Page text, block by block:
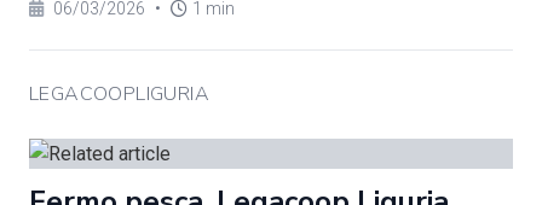
06/03/2026 • 1 min
LEGACOOPLIGURIA